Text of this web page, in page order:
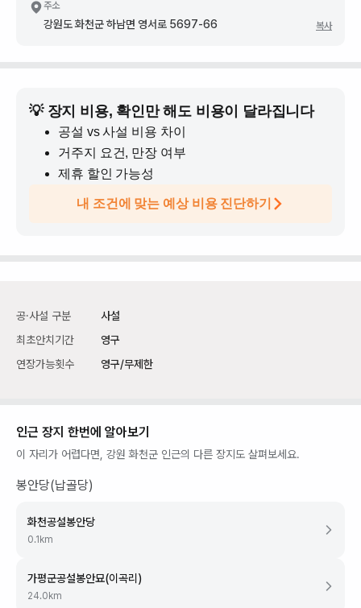
주소
강원도 화천군 하남면 영서로 5697-66 복사
💡 장지 비용, 확인만 해도 비용이 달라집니다
공설 vs 사설 비용 차이
거주지 요건, 만장 여부
제휴 할인 가능성
내 조건에 맞는 예상 비용 진단하기
공·사설 구분
사설
최초안치기간
영구
연장가능횟수
영구/무제한
인근 장지 한번에 알아보기
이 자리가 어렵다면, 강원 화천군 인근의 다른 장지도 살펴보세요.
봉안당(납골당)
화천공설봉안당
0.1 km
가평군공설봉안묘(이곡리)
24.0 km